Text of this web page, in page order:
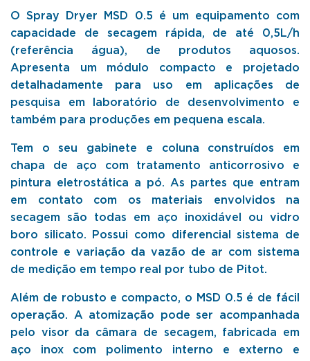
O Spray Dryer MSD 0.5 é um equipamento com
capacidade de secagem rápida, de até 0,5L/h
(referência água), de produtos aquosos.
Apresenta um módulo compacto e projetado
detalhadamente para uso em aplicações de
pesquisa em laboratório de desenvolvimento e
também para produções em pequena escala.
Tem o seu gabinete e coluna construídos em
chapa de aço com tratamento anticorrosivo e
pintura eletrostática a pó. As partes que entram
em contato com os materiais envolvidos na
secagem são todas em aço inoxidável ou vidro
boro silicato. Possui como diferencial sistema de
controle e variação da vazão de ar com sistema
de medição em tempo real por tubo de Pitot.
Além de robusto e compacto, o MSD 0.5 é de fácil
operação. A atomização pode ser acompanhada
pelo visor da câmara de secagem, fabricada em
aço inox com polimento interno e externo e